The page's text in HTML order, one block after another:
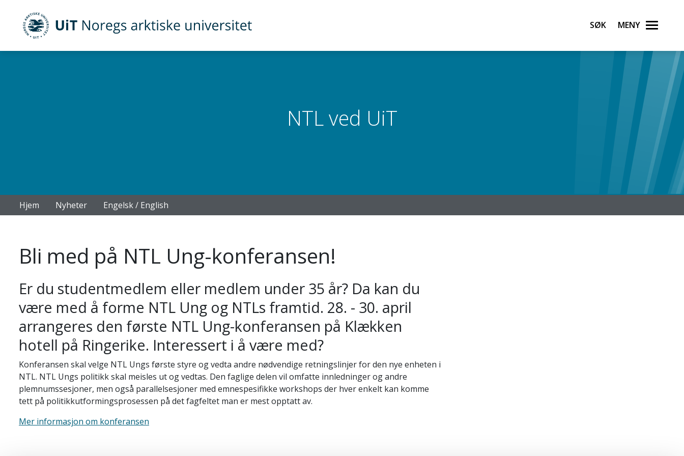
UiT Noregs arktiske universitet Søk Meny
NTL ved UiT
Hjem Nyheter Engelsk / English
Bli med på NTL Ung-konferansen!
Er du studentmedlem eller medlem under 35 år? Da kan du
være med å forme NTL Ung og NTLs framtid. 28. - 30. april
arrangeres den første NTL Ung-konferansen på Klækken
hotell på Ringerike. Interessert i å være med?
Konferansen skal velge NTL Ungs første styre og vedta andre nødvendige retningslinjer for den nye enheten i
NTL. NTL Ungs politikk skal meisles ut og vedtas. Den faglige delen vil omfatte innledninger og andre
plemnumssesjoner, men også parallelsesjoner med emnespesifikke workshops der hver enkelt kan komme
tett på politikkutformingsprosessen på det fagfeltet man er mest opptatt av.
Mer informasjon om konferansen